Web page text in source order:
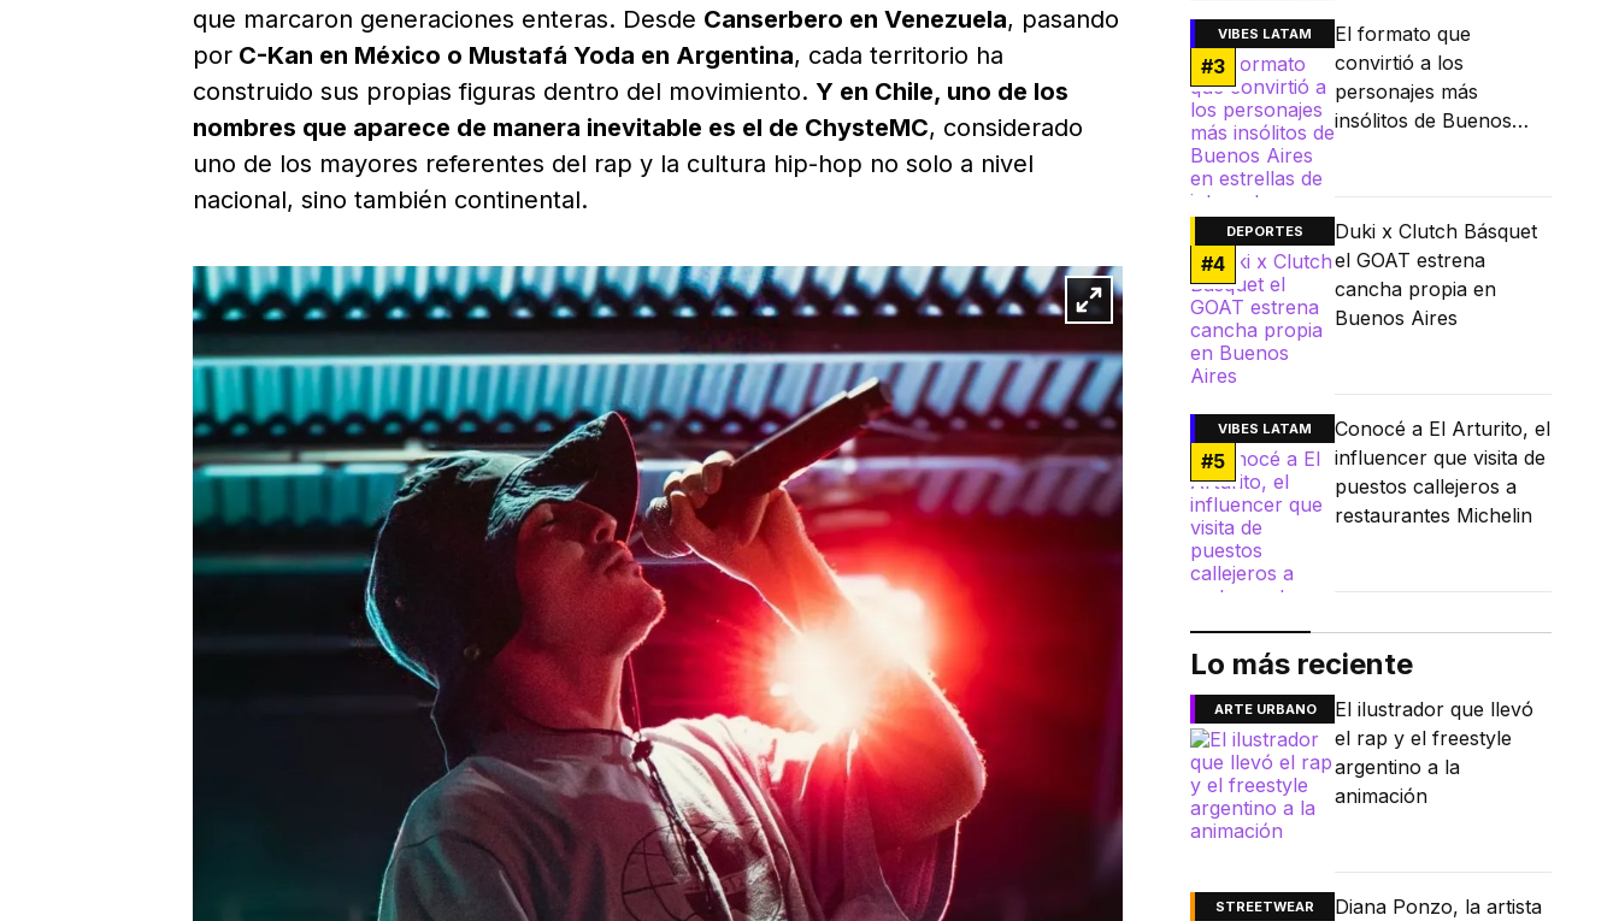
que marcaron generaciones enteras. Desde Canserbero en Venezuela, pasando
por C-Kan en México o Mustafá Yoda en Argentina, cada territorio ha
construido sus propias figuras dentro del movimiento. Y en Chile, uno de los
nombres que aparece de manera inevitable es el de ChysteMC, considerado
uno de los mayores referentes del rap y la cultura hip-hop no solo a nivel
nacional, sino también continental.
VIBES LATAM
#3
El formato que
convirtió a los
personajes más
insólitos de Buenos
DEPORTES
#4
Duki x Clutch Básquet
el GOAT estrena
cancha propia en
Buenos Aires
VIBES LATAM
#5
Conocé a El Arturito, el
influencer que visita de
puestos callejeros a
restaurantes Michelin
Lo más reciente
ARTE URBANO
El ilustrador que llevó
el rap y el freestyle
argentino a la
animación
STREETWEAR
Diana Ponzo, la artista